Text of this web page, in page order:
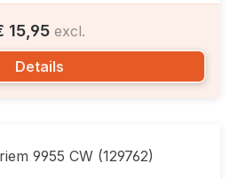
15,95 excl.
Details